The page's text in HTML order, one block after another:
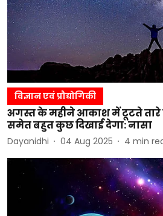
विज्ञान एवं प्रौद्योगिकी
अगस्त के महीने आकाश में टूटते तारे
समेत बहुत कुछ दिखाई देगा: नासा
Dayanidhi 04 Aug 2025 4 min